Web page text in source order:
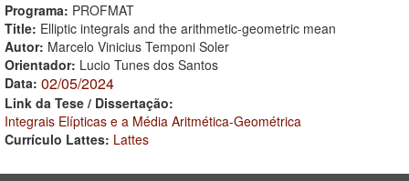
Programa: PROFMAT
Title: Elliptic integrals and the arithmetic-geometric mean
Autor: Marcelo Vinicius Temponi Soler
Orientador: Lucio Tunes dos Santos
Data: 02/05/2024
Link da Tese / Dissertação:
Integrais Elípticas e a Média Aritmética-Geométrica
Currículo Lattes: Lattes